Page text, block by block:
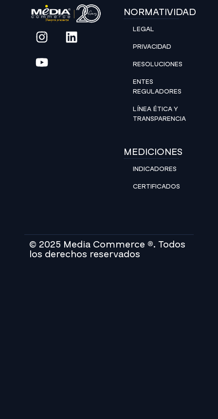
NORMATIVIDAD
LEGAL
PRIVACIDAD
RESOLUCIONES
ENTES
REGULADORES
LÍNEA ÉTICA Y
TRANSPARENCIA
MEDICIONES
INDICADORES
CERTIFICADOS
© 2025 Media Commerce ®. Todos
los derechos reservados